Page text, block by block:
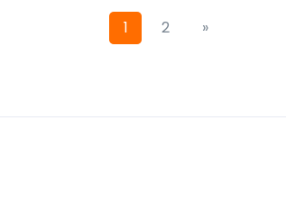
1 2 »